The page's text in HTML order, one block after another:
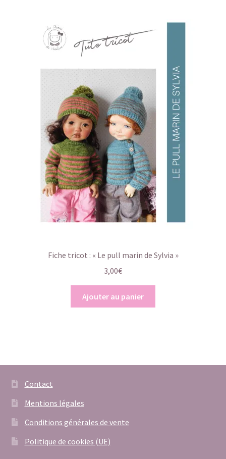
Fiche tricot : « Le pull marin de Sylvia »
3,00€
Ajouter au panier
Contact
Mentions légales
Conditions générales de vente
Politique de cookies (UE)